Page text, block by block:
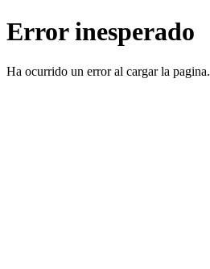
Error inesperado
Ha ocurrido un error al cargar la pagina.